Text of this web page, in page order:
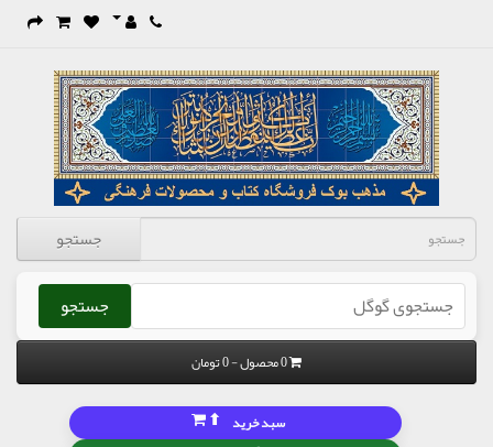
جستجو
جستجو
0 محصول - 0 تومان
سبد خرید ⬆